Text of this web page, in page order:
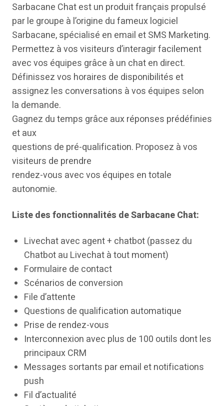
Sarbacane Chat est un produit français propulsé
par le groupe à l’origine du fameux logiciel
Sarbacane, spécialisé en email et SMS Marketing.
Permettez à vos visiteurs d’interagir facilement
avec vos équipes grâce à un chat en direct.
Définissez vos horaires de disponibilités et
assignez les conversations à vos équipes selon
la demande.
Gagnez du temps grâce aux réponses prédéfinies
et aux
questions de pré-qualification. Proposez à vos
visiteurs de prendre
rendez-vous avec vos équipes en totale
autonomie.
Liste des fonctionnalités de Sarbacane Chat:
Livechat avec agent + chatbot (passez du
Chatbot au Livechat à tout moment)
Formulaire de contact
Scénarios de conversion
File d’attente
Questions de qualification automatique
Prise de rendez-vous
Interconnexion avec plus de 100 outils dont les
principaux CRM
Messages sortants par email et notifications
push
Fil d’actualité